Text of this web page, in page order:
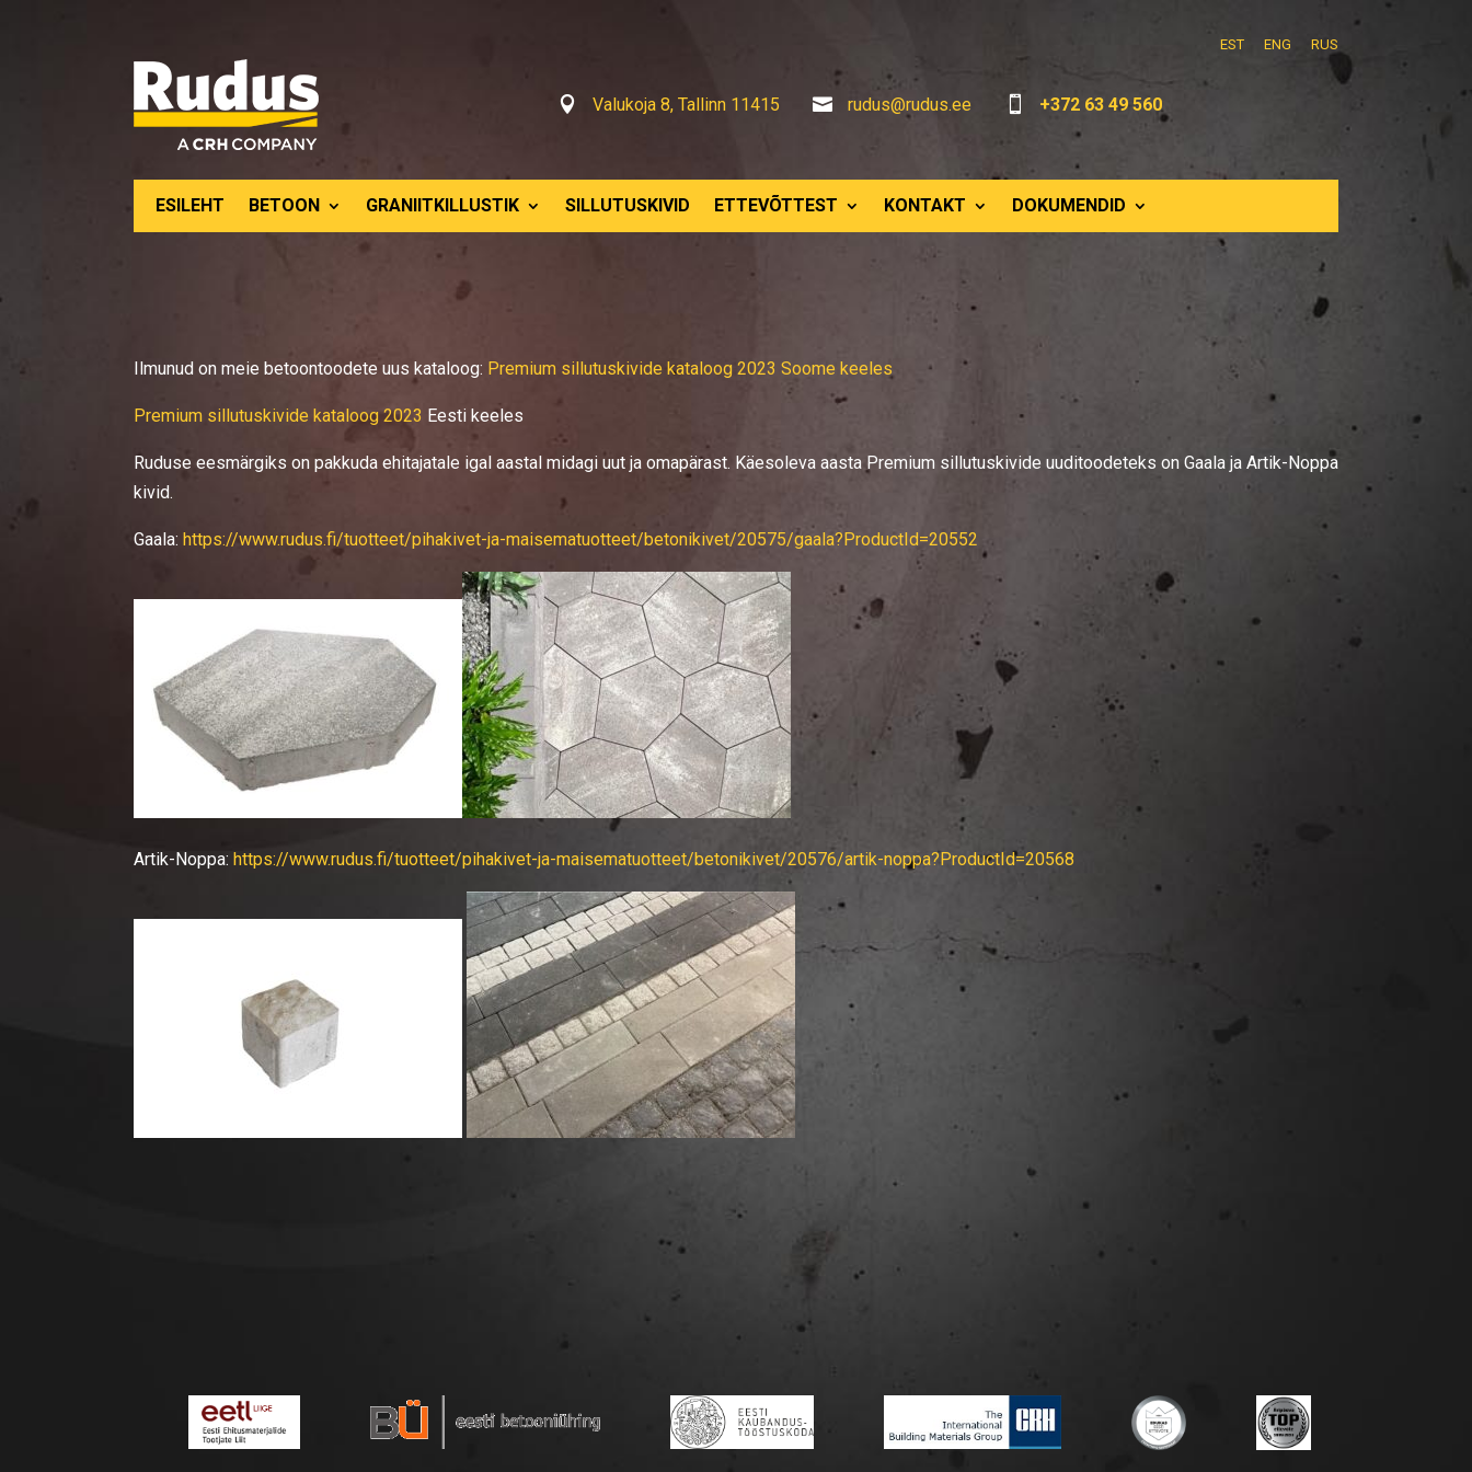
EST ENG RUS
 Valukoja 8, Tallinn 11415  rudus@rudus.ee  +372 63 49 560
ESILEHT BETOON GRANIITKILLUSTIK SILLUTUSKIVID ETTEVÕTTEST KONTAKT DOKUMENDID
Ilmunud on meie betoontoodete uus kataloog: Premium sillutuskivide kataloog 2023 Soome keeles
Premium sillutuskivide kataloog 2023 Eesti keeles
Ruduse eesmärgiks on pakkuda ehitajatale igal aastal midagi uut ja omapärast. Käesoleva aasta Premium sillutuskivide uuditoodeteks on Gaala ja Artik-Noppa
kivid.
Gaala: https://www.rudus.fi/tuotteet/pihakivet-ja-maisematuotteet/betonikivet/20575/gaala?ProductId=20552
Artik-Noppa: https://www.rudus.fi/tuotteet/pihakivet-ja-maisematuotteet/betonikivet/20576/artik-noppa?ProductId=20568